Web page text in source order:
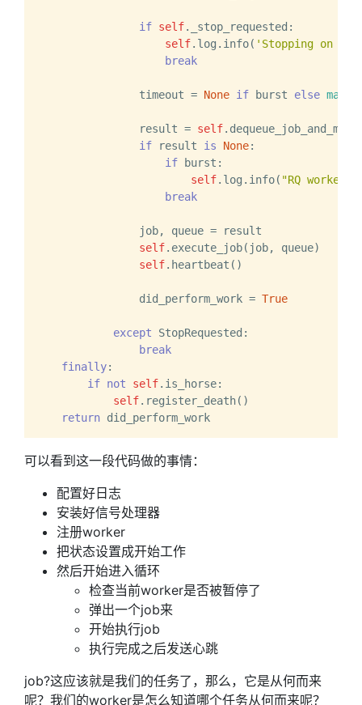
if self._stop_requested:
self.log.info( 'Stopping on
break
                timeout =
None if burst else max
                result =
self
if result is None:
if burst:
self.log.info( "RQ
break
                job, queue = result
self.execute_job(job, queue)
self.heartbeat()
                did_perform_work =
True
except StopRequested:
break
finally:
if not self.is_horse:
self.register_death()
return
可以看到这一段代码做的事情：
配置好日志
安装好信号处理器
注册worker
把状态设置成开始工作
然后开始进入循环
检查当前worker是否被暂停了
弹出一个job来
开始执行job
执行完成之后发送心跳
job?这应该就是我们的任务了，那么，它是从何而来
呢？我们的worker是怎么知道哪个任务从何而来呢？